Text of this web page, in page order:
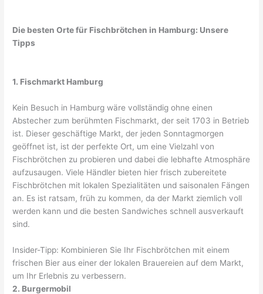
Die besten Orte für Fischbrötchen in Hamburg: Unsere
Tipps
1. Fischmarkt Hamburg
Kein Besuch in Hamburg wäre vollständig ohne einen
Abstecher zum berühmten Fischmarkt, der seit 1703 in Betrieb
ist. Dieser geschäftige Markt, der jeden Sonntagmorgen
geöffnet ist, ist der perfekte Ort, um eine Vielzahl von
Fischbrötchen zu probieren und dabei die lebhafte Atmosphäre
aufzusaugen. Viele Händler bieten hier frisch zubereitete
Fischbrötchen mit lokalen Spezialitäten und saisonalen Fängen
an. Es ist ratsam, früh zu kommen, da der Markt ziemlich voll
werden kann und die besten Sandwiches schnell ausverkauft
sind.
Insider-Tipp: Kombinieren Sie Ihr Fischbrötchen mit einem
frischen Bier aus einer der lokalen Brauereien auf dem Markt,
um Ihr Erlebnis zu verbessern.
2. Burgermobil